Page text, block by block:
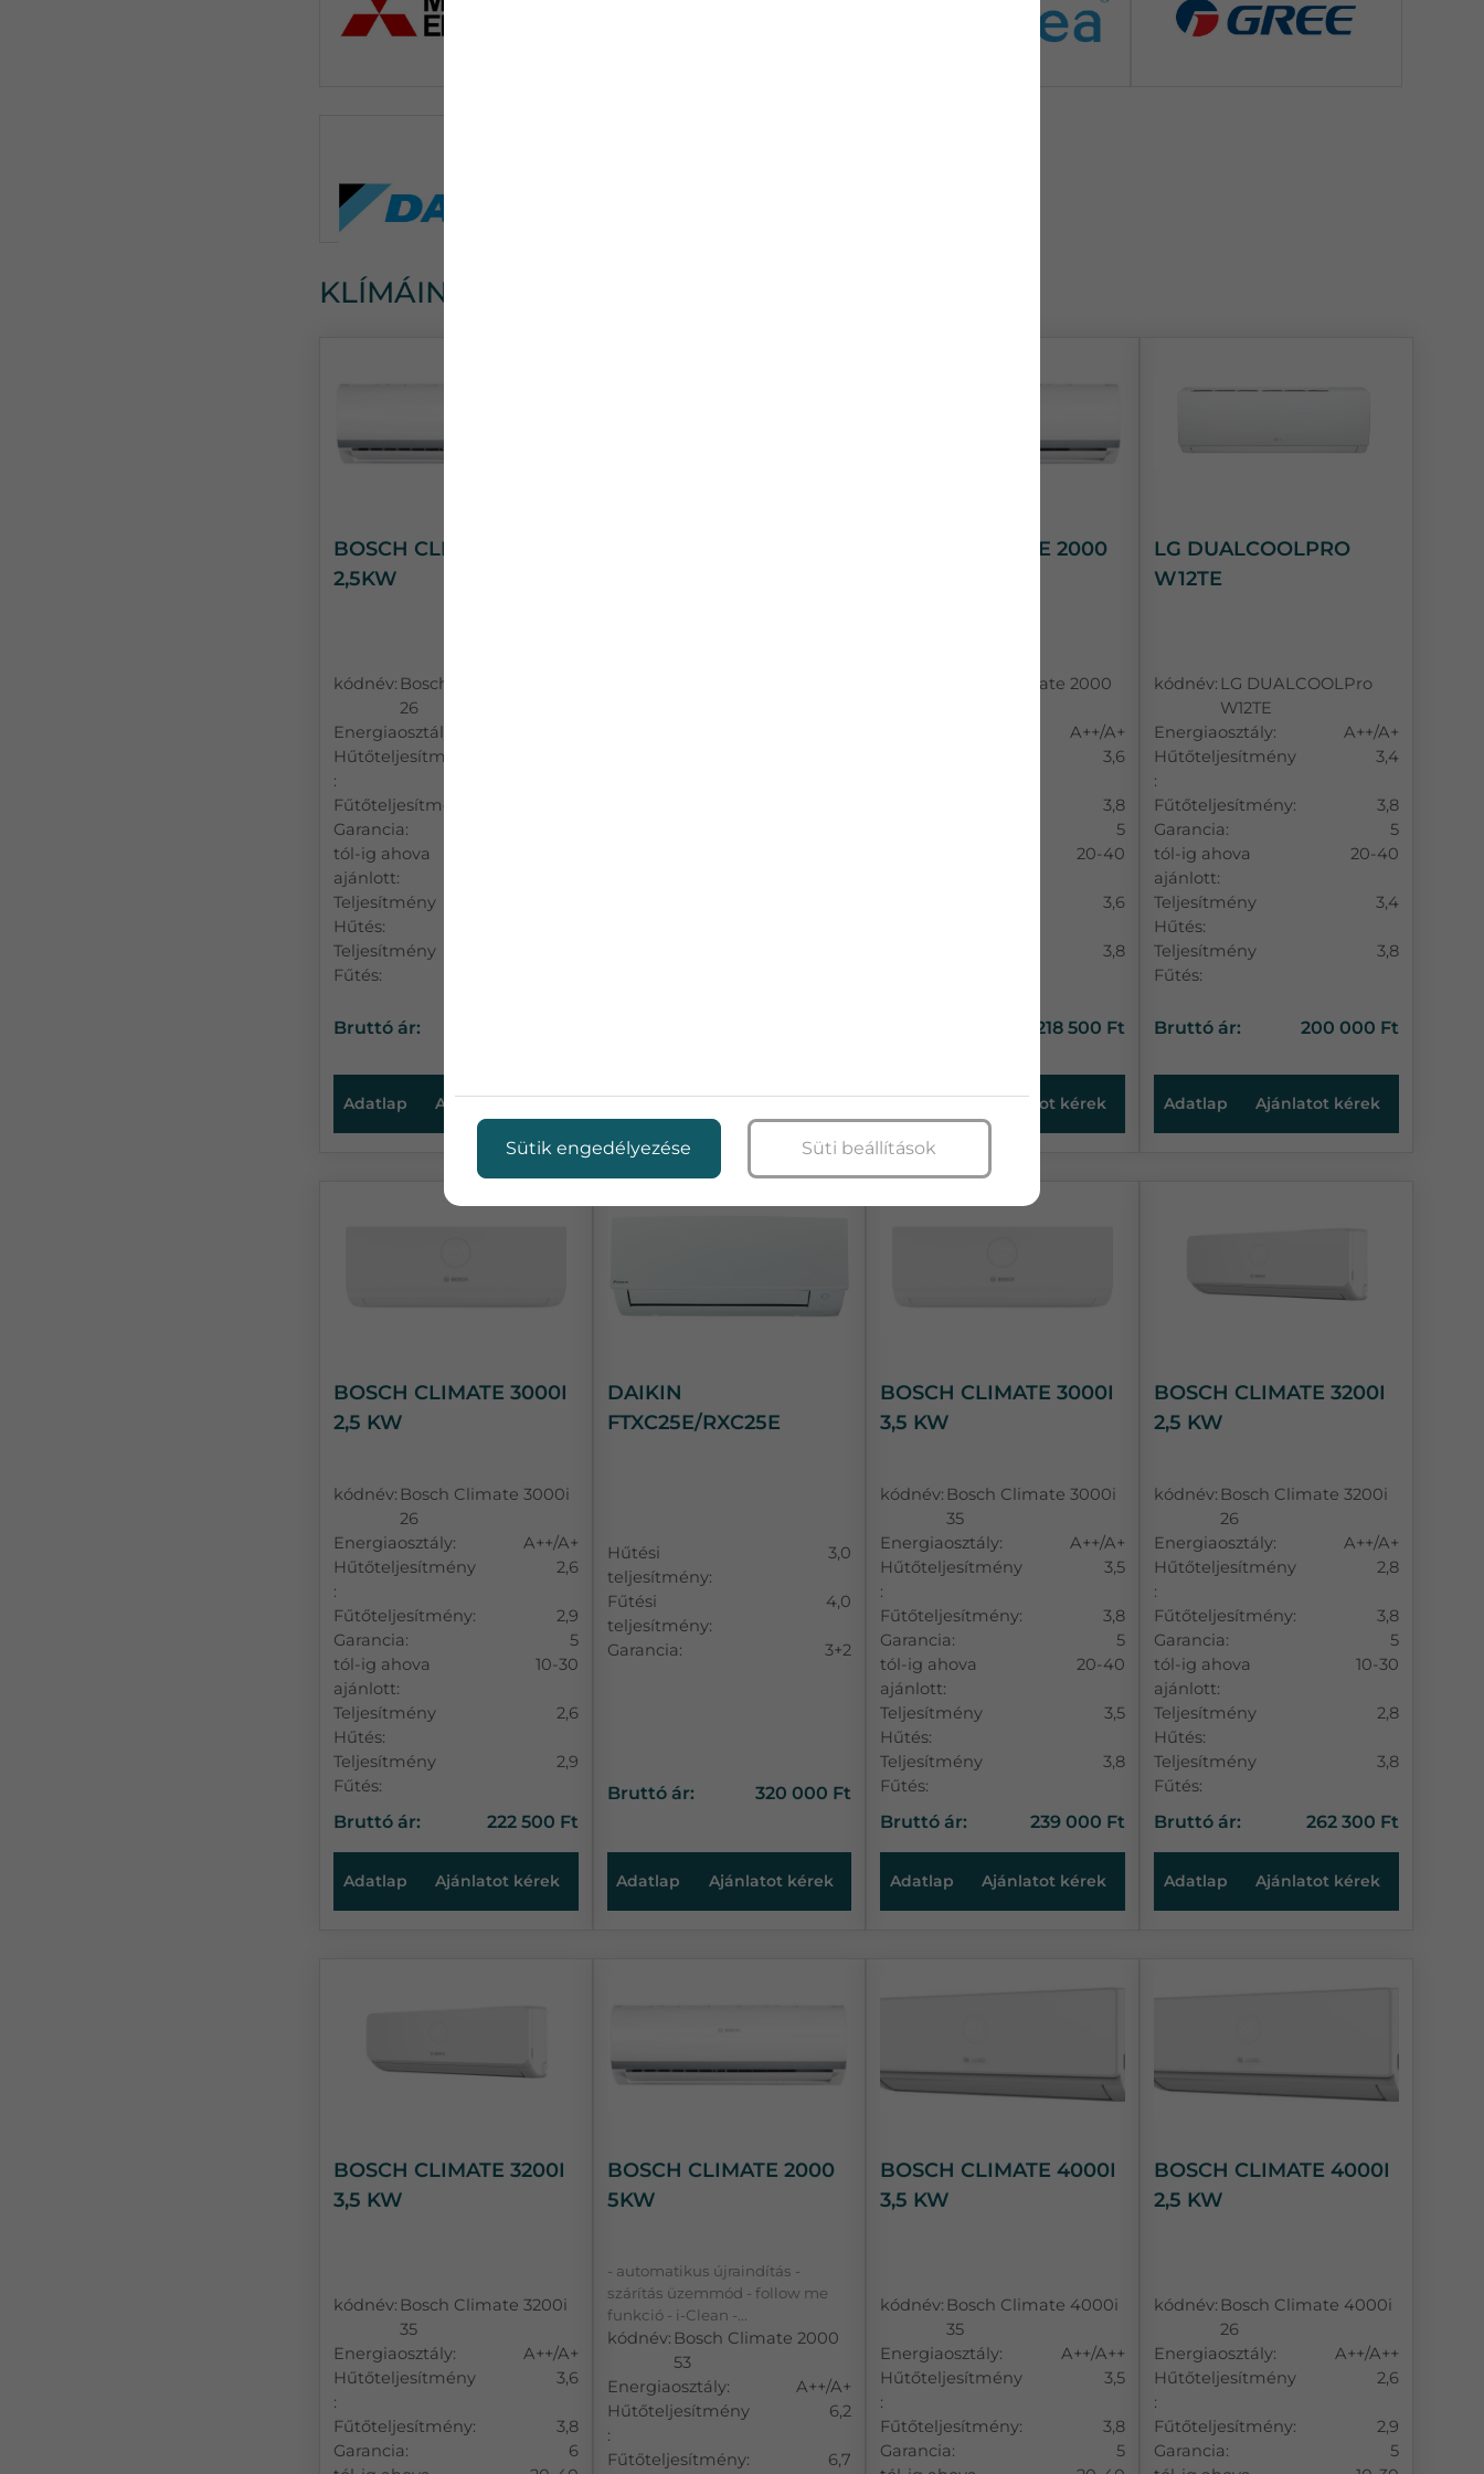
KLÍMÁINK
BOSCH CLIMATE 2000
2,5KW
kódnév: Bosch Climate 2000
26
Energiaosztály:
Hűtőteljesítmény
:
Fűtőteljesítmény:
Garancia:
tól-ig ahova
ajánlott:
Teljesítmény
Hűtés:
Teljesítmény
Fűtés:
Bruttó ár:
Adatlap Ajánlatot kérek Adatlap Ajánlatot kérek
BOSCH CLIMATE 2000
Bosch Climate 2000
A++/A+
3,6
3,8
5
20-40
3,6
3,8
218 500 Ft
Adatlap Ajánlatot kérek
LG DUALCOOLPRO
W12TE
kódnév: LG DUALCOOLPro
W12TE
Energiaosztály:
A++/A+
Hűtőteljesítmény
:
3,4
Fűtőteljesítmény:
3,8
Garancia:
5
tól-ig ahova
ajánlott:
20-40
Teljesítmény
Hűtés:
3,4
Teljesítmény
Fűtés:
3,8
Bruttó ár: 200 000 Ft
Adatlap Ajánlatot kérek
BOSCH CLIMATE 3000I
2,5 KW
kódnév: Bosch Climate 3000i
26
Energiaosztály:
A++/A+
Hűtőteljesítmény
:
2,6
Fűtőteljesítmény:
2,9
Garancia:
5
tól-ig ahova
ajánlott:
10-30
Teljesítmény
Hűtés:
2,6
Teljesítmény
Fűtés:
2,9
Bruttó ár: 222 500 Ft
Adatlap Ajánlatot kérek
DAIKIN
FTXC25E/RXC25E
Hűtési
teljesítmény:
3,0
Fűtési
teljesítmény:
4,0
Garancia: 3+2
Bruttó ár: 320 000 Ft
Adatlap Ajánlatot kérek
BOSCH CLIMATE 3000I
3,5 KW
kódnév: Bosch Climate 3000i
35
Energiaosztály:
A++/A+
Hűtőteljesítmény
:
3,5
Fűtőteljesítmény:
3,8
Garancia:
5
tól-ig ahova
ajánlott:
20-40
Teljesítmény
Hűtés:
3,5
Teljesítmény
Fűtés:
3,8
Bruttó ár: 239 000 Ft
Adatlap Ajánlatot kérek
BOSCH CLIMATE 3200I
2,5 KW
kódnév: Bosch Climate 3200i
26
Energiaosztály:
A++/A+
Hűtőteljesítmény
:
2,8
Fűtőteljesítmény:
3,8
Garancia:
5
tól-ig ahova
ajánlott:
10-30
Teljesítmény
Hűtés:
2,8
Teljesítmény
Fűtés:
3,8
Bruttó ár: 262 300 Ft
Adatlap Ajánlatot kérek
BOSCH CLIMATE 3200I
3,5 KW
kódnév: Bosch Climate 3200i
35
Energiaosztály:
A++/A+
Hűtőteljesítmény
:
3,6
Fűtőteljesítmény:
3,8
Garancia:
6
BOSCH CLIMATE 2000
5KW
- automatikus újraindítás -
szárítás üzemmód - follow me
funkció - i-Clean -...
kódnév: Bosch Climate 2000
53
Energiaosztály:
A++/A+
Hűtőteljesítmény
:
6,2
Fűtőteljesítmény: 6,7
BOSCH CLIMATE 4000I
3,5 KW
kódnév: Bosch Climate 4000i
35
Energiaosztály:
A++/A++
Hűtőteljesítmény
:
3,5
Fűtőteljesítmény:
3,8
Garancia:
5
BOSCH CLIMATE 4000I
2,5 KW
kódnév: Bosch Climate 4000i
26
Energiaosztály:
A++/A++
Hűtőteljesítmény
:
2,6
Fűtőteljesítmény:
2,9
Garancia:
5
Sütik engedélyezése Süti beállítások